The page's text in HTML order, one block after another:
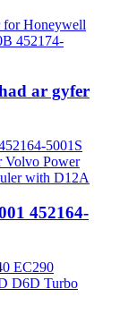
ar gyfer
452164-